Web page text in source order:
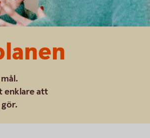
enklare att